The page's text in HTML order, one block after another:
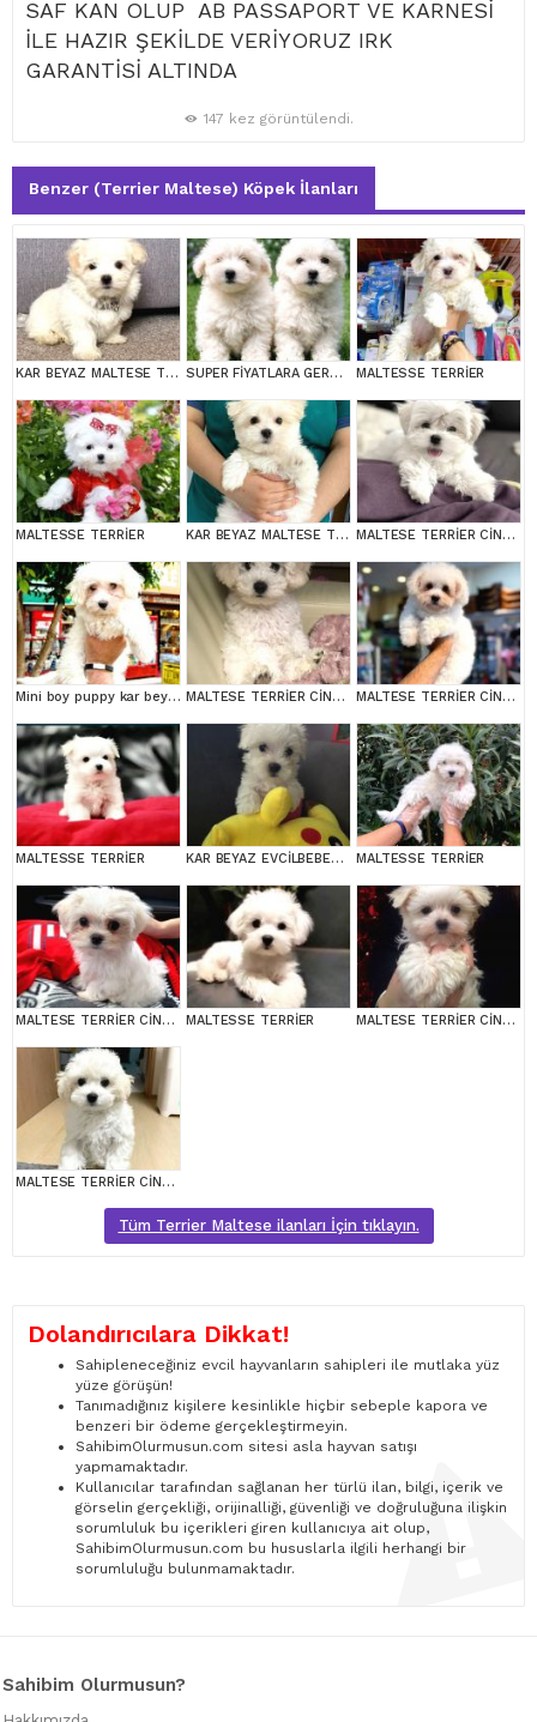
SAF KAN OLUP AB PASSAPORT VE KARNESİ
İLE HAZIR ŞEKİLDE VERİYORUZ IRK
GARANTİSİ ALTINDA
147 kez görüntülendi.
Benzer (Terrier Maltese) Köpek İlanları
KAR BEYAZ MALTESE TERRİER CİNSLERİ SUPER FİYATLARA GERÇEK MALTESE YAVRULAR MALTESSE TERRİER
MALTESSE TERRİER KAR BEYAZ MALTESE TERRİER CİNSLERİ MALTESE TERRİER CİNSİ YAVRULAR
Mini boy puppy kar beyaz sevimli MALTESSE TERRİER CİNSİ MALTESE TERRİER CİNSİ YAVRULAR MALTESE TERRİER CİNSİ YAVRULAR
MALTESSE TERRİER KAR BEYAZ EVCİLBEBEKLER EV ÜRETİMİ MALTESSE TERRİER MALTESSE TERRİER
MALTESE TERRİER CİNSİ YAVRULAR MALTESSE TERRİER MALTESE TERRİER CİNSİ YAVRULAR
MALTESE TERRİER CİNSİ YAVRULAR
Tüm Terrier Maltese ilanları İçin tıklayın.
Dolandırıcılara Dikkat!
Sahipleneceğiniz evcil hayvanların sahipleri ile mutlaka yüz
yüze görüşün!
Tanımadığınız kişilere kesinlikle hiçbir sebeple kapora ve
benzeri bir ödeme gerçekleştirmeyin.
SahibimOlurmusun.com sitesi asla hayvan satışı
yapmamaktadır.
Kullanıcılar tarafından sağlanan her türlü ilan, bilgi, içerik ve
görselin gerçekliği, orijinalliği, güvenliği ve doğruluğuna ilişkin
sorumluluk bu içerikleri giren kullanıcıya ait olup,
SahibimOlurmusun.com bu hususlarla ilgili herhangi bir
sorumluluğu bulunmamaktadır.
Sahibim Olurmusun?